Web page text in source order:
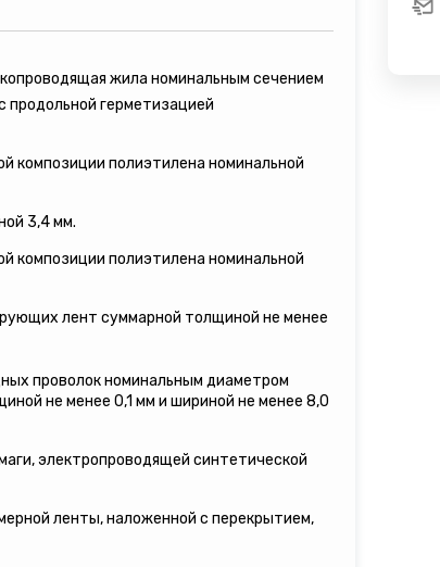
жила номинальным сечением
продольной герметизацией
композиции полиэтилена номинальной
3,4 мм.
композиции полиэтилена номинальной
лент суммарной толщиной не менее
проволок номинальным диаметром
не менее 0,1 мм и шириной не менее 8,0
электропроводящей синтетической
ленты, наложенной с перекрытием,